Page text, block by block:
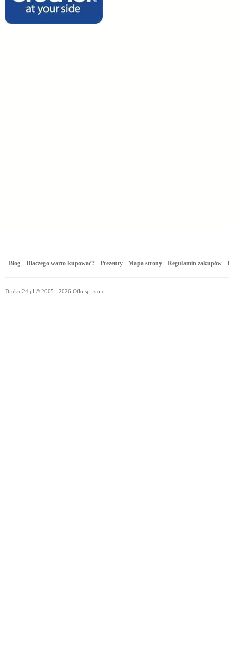
Blog Dlaczego warto kupować? Prezenty Mapa strony Regulamin zakupów
Drukuj24.pl © 2005 - 2026 Oflo sp. z o.o.